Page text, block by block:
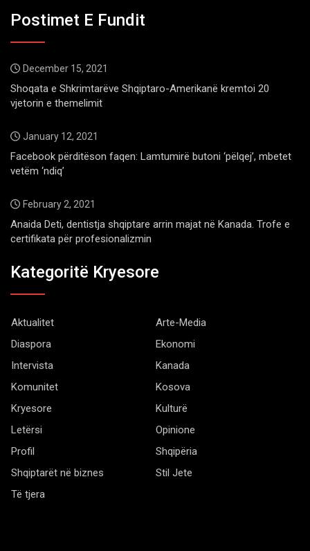
Postimet E Fundit
December 15, 2021
Shoqata e Shkrimtarëve Shqiptaro-Amerikanë kremtoi 20
vjetorin e themelimit
January 12, 2021
Facebook përditëson faqen: Lamtumirë butoni ‘pëlqej’, mbetet
vetëm ‘ndiq’
February 2, 2021
Anaida Deti, dentistja shqiptare arrin majat në Kanada. Trofe e
certifikata për profesionalizmin
Kategoritë Kryesore
Aktualitet
Arte-Media
Diaspora
Ekonomi
Intervista
Kanada
Komunitet
Kosova
Kryesore
Kulturë
Letërsi
Opinione
Profil
Shqipëria
Shqiptarët në biznes
Stil Jete
Të tjera